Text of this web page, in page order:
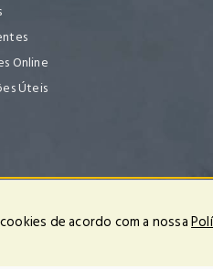
Online
Úteis
de acordo com a nossa